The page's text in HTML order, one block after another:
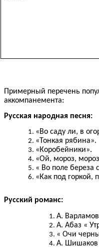
Примерный перечень
аккомпанемента:
Русская народная песня:
«Во саду ли, в
«Тонкая рябина».
«Коробейники».
«Ой, мороз,
« Во поле береза
«Как под горкой,
Русский романс:
А.
А. Абаз «
« Очи
А. Шишаков